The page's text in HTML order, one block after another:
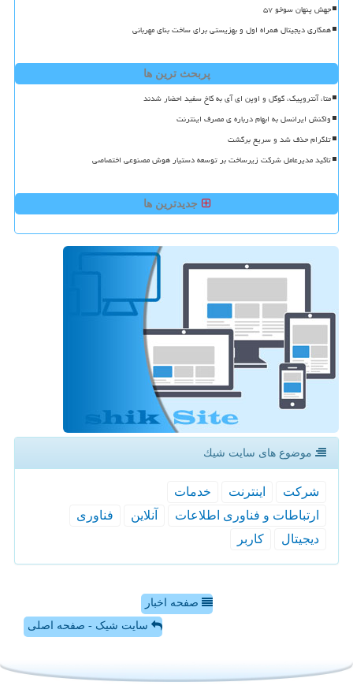
جهش پنهان سوخو ۵۷
همکاری دیجیتال همراه اول و بهزیستی برای ساخت بنای مهربانی
پربحث ترین ها
متا، آنتروپیک، گوگل و اوپن ای آی به کاخ سفید احضار شدند
واکنش ایرانسل به ابهام درباره ی مصرف اینترنت
تلگرام حذف شد و سریع برگشت
تاکید مدیرعامل شرکت زیرساخت بر توسعه دستیار هوش مصنوعی اختصاصی
جدیدترین ها
موضوع های سایت شیك
شركت اینترنت
خدمات
ارتباطات و فناوری اطلاعات
آنلاین
فناوری
دیجیتال
كاربر
صفحه اخبار
سایت شیک - صفحه اصلی